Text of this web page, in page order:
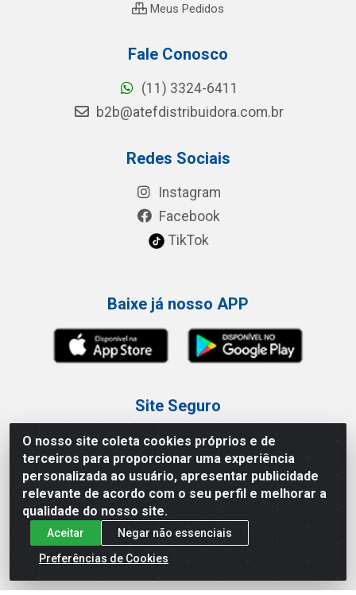
O nosso site coleta cookies próprios e de
terceiros para proporcionar uma experiência
personalizada ao usuário, apresentar publicidade
relevante de acordo com o seu perfil e melhorar a
qualidade do nosso site.
Aceitar
Negar não essenciais
Preferências de Cookies
Meus Pedidos
Fale Conosco
(11) 3324-6411
b2b@atefdistribuidora.com.br
Redes Sociais
Instagram
Facebook
TikTok
Baixe já nosso APP
Site Seguro
Loja / Showroom
Tel.: (11) 3227-0546
Av Vautier, 587/597 - Pari - São Paulo/SP